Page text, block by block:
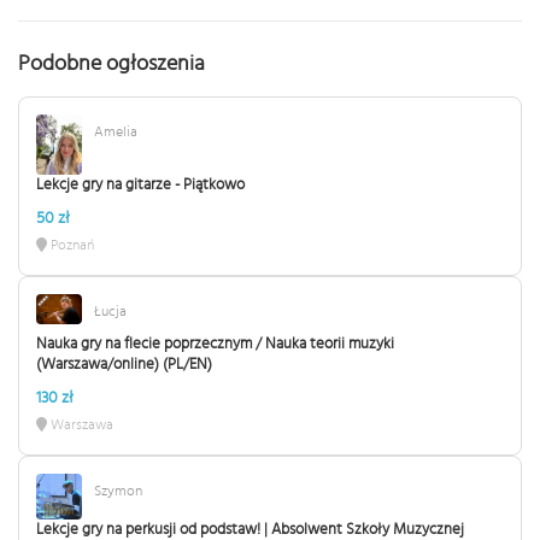
Podobne ogłoszenia
Amelia
Lekcje gry na gitarze - Piątkowo
50 zł
Poznań
Łucja
Nauka gry na flecie poprzecznym / Nauka teorii muzyki
(Warszawa/online) (PL/EN)
130 zł
Warszawa
Szymon
Lekcje gry na perkusji od podstaw! | Absolwent Szkoły Muzycznej